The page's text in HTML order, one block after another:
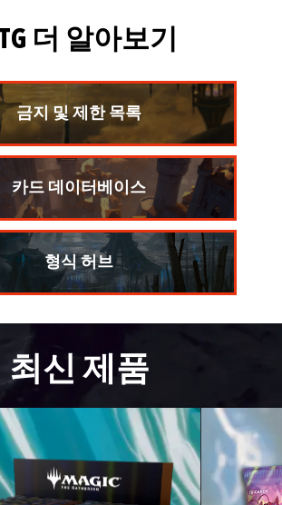
더 알아보기
금지 및 제한 목록
카드 데이터베이스
형식 허브
최신 제품